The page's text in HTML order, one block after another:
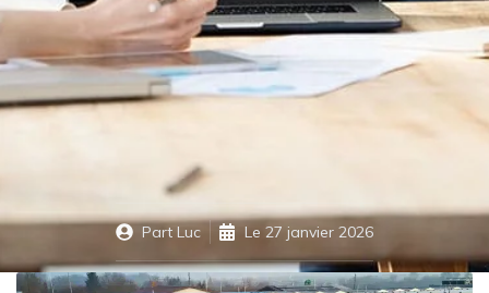
Part Luc Le 27 janvier 2026